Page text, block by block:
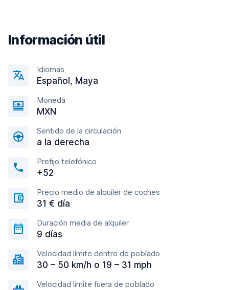
Información útil
Idiomas
Español, Maya
Moneda
MXN
Sentido de la circulación
a la derecha
Prefijo telefónico
+52
Precio medio de alquiler de coches
31 € día
Duración media de alquiler
9 días
Velocidad límite dentro de poblado
30 – 50 km/h o 19 – 31 mph
Velocidad límite fuera de poblado